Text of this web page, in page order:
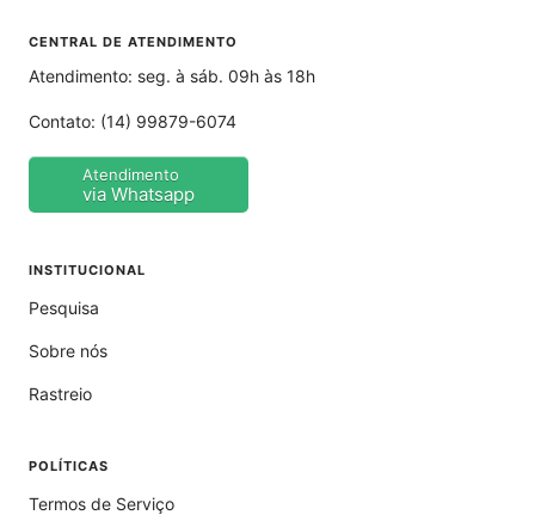
CENTRAL DE ATENDIMENTO
Atendimento: seg. à sáb. 09h às 18h
Contato: (14) 99879-6074
Atendimento
via Whatsapp
INSTITUCIONAL
Pesquisa
Sobre nós
Rastreio
POLÍTICAS
Termos de Serviço